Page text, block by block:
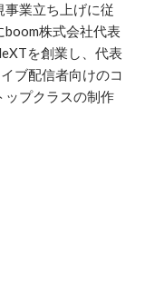
事業立ち上げに従
株式会社代表
を創業し、代表
ブ配信者向けのコ
ップクラスの制作